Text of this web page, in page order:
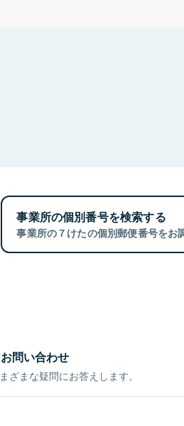
事業所の個別番号を検索する
事業所の７けたの個別郵便番号をお
問い合わせ
ざまな疑問にお答えします。